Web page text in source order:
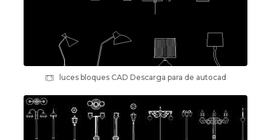
luces bloques CAD Descarga para de autocad